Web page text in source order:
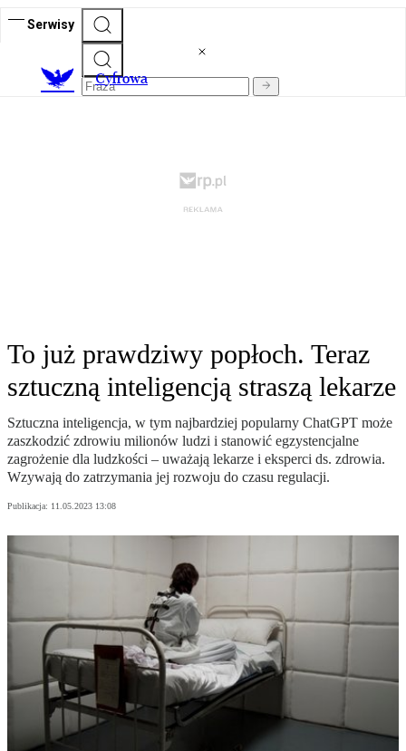
Serwisy
Cyfrowa
To już prawdziwy popłoch. Teraz
sztuczną inteligencją straszą lekarze
Sztuczna inteligencja, w tym najbardziej popularny ChatGPT może
zaszkodzić zdrowiu milionów ludzi i stanowić egzystencjalne
zagrożenie dla ludzkości – uważają lekarze i eksperci ds. zdrowia.
Wzywają do zatrzymania jej rozwoju do czasu regulacji.
Publikacja: 11.05.2023 13:08